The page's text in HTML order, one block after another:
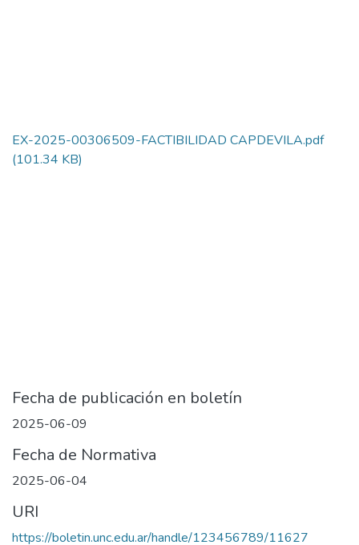
EX-2025-00306509-FACTIBILIDAD CAPDEVILA.pdf
(101.34 KB)
Fecha de publicación en boletín
2025-06-09
Fecha de Normativa
2025-06-04
URI
https://boletin.unc.edu.ar/handle/123456789/11627